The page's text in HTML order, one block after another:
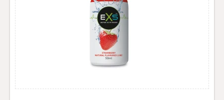
SKYN (11)
WADEX (3)
PASANTE KONDOOMID (7)
BILLY BOY (4)